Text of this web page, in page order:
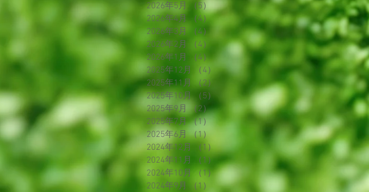
2026年5月
（5）
5件の記事
2026年4月
（4） 4件の記事
2026年3月
（4）
4件の記事
2026年2月
（4）
4件の記事
2026年1月
（4）4件の記事
2025年12月
（4）
4件の記事
2025年11月
（2）
2件の記事
2025年10月
（5）
5件の記事
2025年9月
（2）2件の記事
2025年7月 （1） 1件の記事
2025年6月 （1）
2024年12月
（1）1件の記事
2024年11月
（1）
1件の記事
2024年10月
（1）1件の記事
2024年9月
（1）
1件の記事